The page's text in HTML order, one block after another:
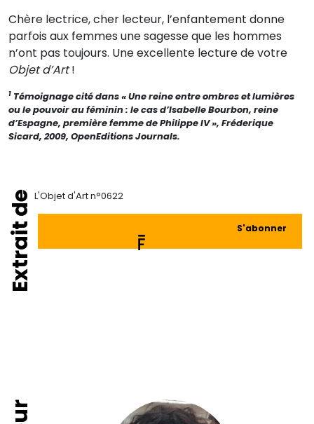
Chère lectrice, cher lecteur, l’enfantement donne
parfois aux femmes une sagesse que les hommes
n’ont pas toujours. Une excellente lecture de votre
Objet d’Art!
1 Témoignage cité dans « Une reine entre ombres et lumières
ou le pouvoir au féminin : le cas d’Isabelle Bourbon, reine
d’Espagne, première femme de Philippe IV », Fréderique
Sicard, 2009, OpenEditions Journals.
Extrait de L'Objet d'Art n°0622
S'abonner